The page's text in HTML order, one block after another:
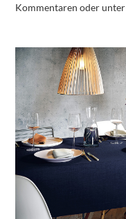
Kommentaren oder